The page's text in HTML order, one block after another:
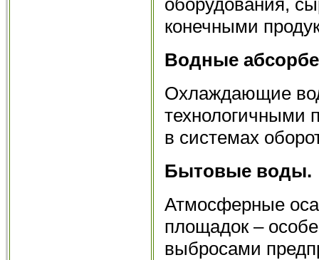
конечными
Водные
Охлаждающие
технологичными
в системах
Бытовые воды.
Атмосферные
площадок –
выбросами